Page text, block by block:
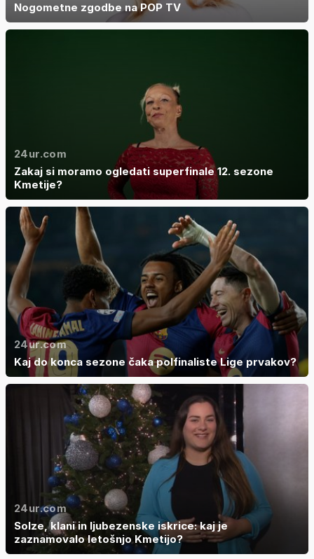
Nogometne zgodbe na POP TV
24ur.com
Zakaj si moramo ogledati superfinale 12. sezone
Kmetije?
24ur.com
Kaj do konca sezone čaka polfinaliste Lige prvakov?
24ur.com
Solze, klani in ljubezenske iskrice: kaj je
zaznamovalo letošnjo Kmetijo?